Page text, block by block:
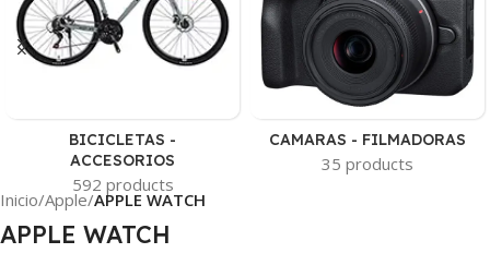
BICICLETAS -
ACCESORIOS
592 products
CAMARAS - FILMADORAS
35 products
Inicio/Apple/APPLE WATCH
APPLE WATCH